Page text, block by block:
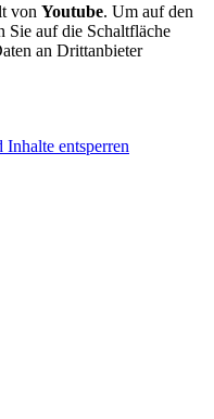
von Youtube. Um auf den
Sie auf die Schaltfläche
an Drittanbieter
entsperren